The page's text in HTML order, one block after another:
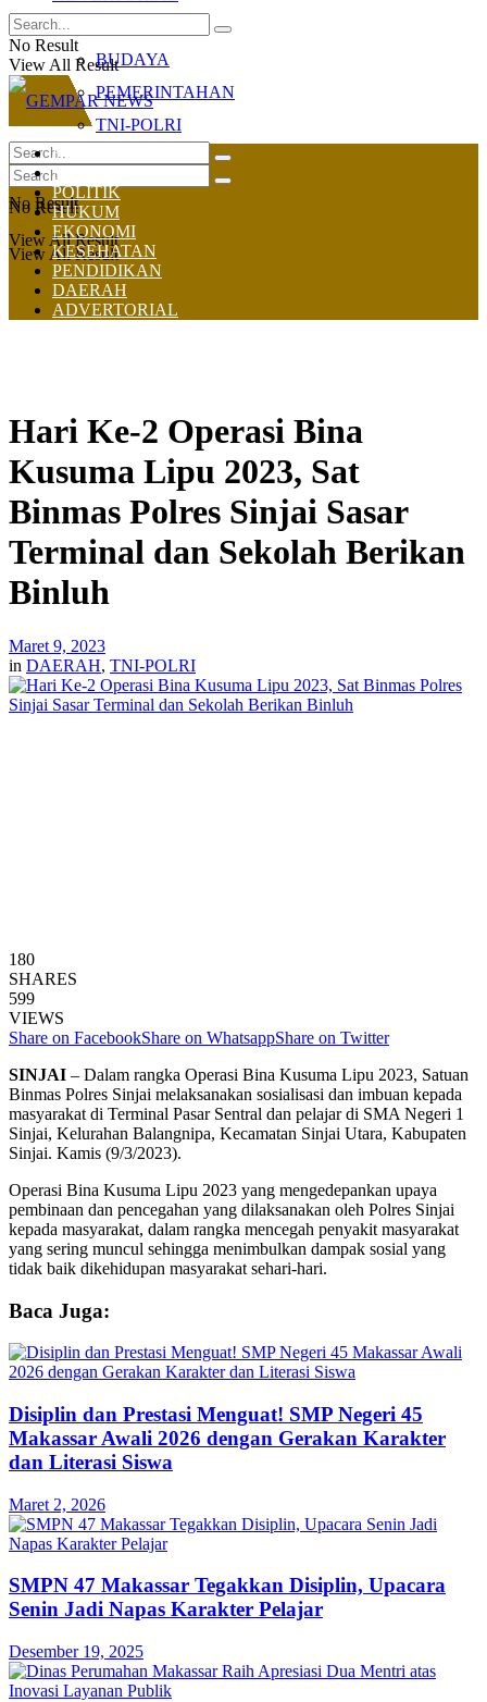
BUDAYA
PEMERINTAHAN
TNI-POLRI
No Result
View All Result
No Result
View All Result
No Result
View All Result
HOME
NASIONAL
POLITIK
HUKUM
EKONOMI
KESEHATAN
PENDIDIKAN
DAERAH
ADVERTORIAL
Hari Ke-2 Operasi Bina
Kusuma Lipu 2023, Sat
Binmas Polres Sinjai Sasar
Terminal dan Sekolah Berikan
Binluh
Maret 9, 2023
in DAERAH, TNI-POLRI
180
SHARES
599
VIEWS
Share on FacebookShare on WhatsappShare on Twitter
SINJAI – Dalam rangka Operasi Bina Kusuma Lipu 2023, Satuan
Binmas Polres Sinjai melaksanakan sosialisasi dan imbuan kepada
masyarakat di Terminal Pasar Sentral dan pelajar di SMA Negeri 1
Sinjai, Kelurahan Balangnipa, Kecamatan Sinjai Utara, Kabupaten
Sinjai. Kamis (9/3/2023).
Operasi Bina Kusuma Lipu 2023 yang mengedepankan upaya
pembinaan dan pencegahan yang dilaksanakan oleh Polres Sinjai
kepada masyarakat, dalam rangka mencegah penyakit masyarakat
yang sering muncul sehingga menimbulkan dampak sosial yang
tidak baik dikehidupan masyarakat sehari-hari.
Baca Juga:
Disiplin dan Prestasi Menguat! SMP Negeri 45
Makassar Awali 2026 dengan Gerakan Karakter
dan Literasi Siswa
Maret 2, 2026
SMPN 47 Makassar Tegakkan Disiplin, Upacara
Senin Jadi Napas Karakter Pelajar
Desember 19, 2025